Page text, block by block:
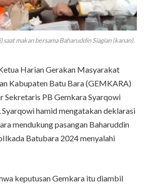
makan bersama Baharuddin Siagian (kanan).
Harian Gerakan Masyarakat
Kabupaten Batu Bara (GEMKARA)
Sekretaris PB Gemkara Syarqowi
Syarqowi hamid mengatakan deklarasi
mendukung pasangan Baharuddin
Batubara 2024 menyalahi
keputusan Gemkara itu diambil